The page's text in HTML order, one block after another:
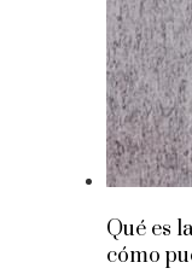
Qué es
cómo